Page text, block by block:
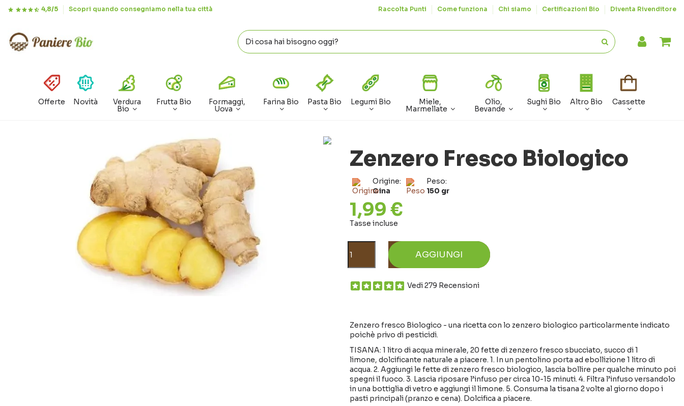
4,8/5 Scopri quando consegniamo nella tua città Raccolta Punti Come funziona Chi siamo Certificazioni Bio Diventa Rivenditore
Offerte Novità Verdura
Bio
Frutta Bio Formaggi,
Uova
Farina Bio Pasta Bio Legumi Bio Miele,
Marmellate
Olio,
Bevande
Sughi Bio Altro Bio Cassette
Zenzero Fresco Biologico
Origine:
Cina
Peso:
150 gr
1,99 €
Tasse incluse
AGGIUNGI
Vedi 279 Recensioni
Zenzero fresco Biologico - una ricetta con lo zenzero biologico particolarmente indicato
poichè privo di pesticidi.
TISANA: 1 litro di acqua minerale, 20 fette di zenzero fresco sbucciato, succo di 1
limone, dolcificante naturale a piacere. 1. In un pentolino porta ad ebollizione 1 litro di
acqua. 2. Aggiungi le fette di zenzero fresco biologico, lascia bollire per qualche minuto poi
spegni il fuoco. 3. Lascia riposare l’infuso per circa 10-15 minuti. 4. Filtra l’infuso versandolo
in una bottiglia di vetro e aggiungi il limone. 5. Consuma la tisana 2 volte al giorno dopo i
pasti principali (pranzo e cena). Dolcifica a piacere.